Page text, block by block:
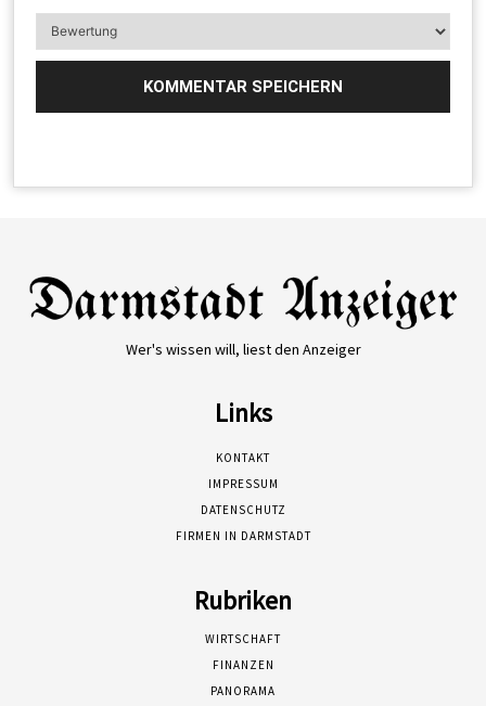
Wer's wissen will, liest den Anzeiger
Links
KONTAKT
IMPRESSUM
DATENSCHUTZ
FIRMEN IN DARMSTADT
Rubriken
WIRTSCHAFT
FINANZEN
PANORAMA